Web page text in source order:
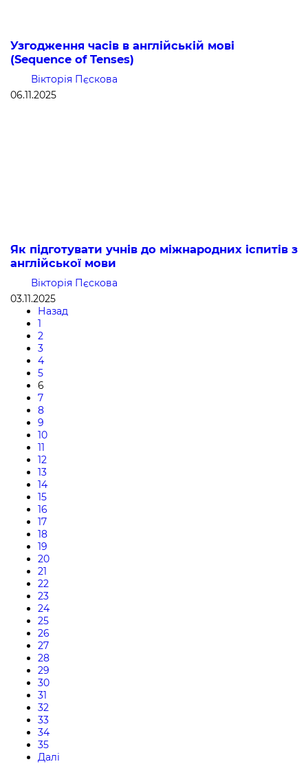
Узгодження часів в англійській мові
(Sequence of Tenses)
Вікторія Пєскова
06.11.2025
Як підготувати учнів до міжнародних іспитів з
англійської мови
Вікторія Пєскова
03.11.2025
Назад
1
2
3
4
5
6
7
8
9
10
11
12
13
14
15
16
17
18
19
20
21
22
23
24
25
26
27
28
29
30
31
32
33
34
35
Далі